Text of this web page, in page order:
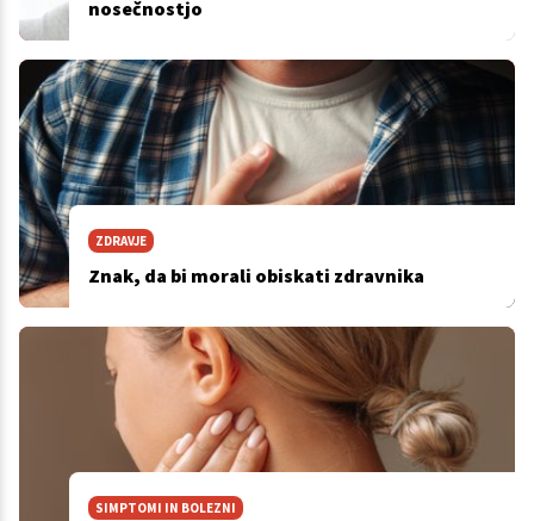
nosečnostjo
ZDRAVJE
Znak, da bi morali obiskati zdravnika
SIMPTOMI IN BOLEZNI